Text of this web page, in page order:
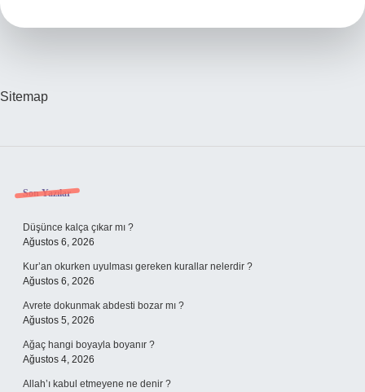
Sitemap
Sidebar
Son Yazılar
Düşünce kalça çıkar mı ?
Ağustos 6, 2026
Kur’an okurken uyulması gereken kurallar nelerdir ?
Ağustos 6, 2026
Avrete dokunmak abdesti bozar mı ?
Ağustos 5, 2026
Ağaç hangi boyayla boyanır ?
Ağustos 4, 2026
Allah’ı kabul etmeyene ne denir ?